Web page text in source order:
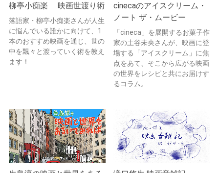
柳亭小痴楽 映画世渡り術
落語家・柳亭小痴楽さんが人生
に悩んでいる誰かに向けて、1
本のおすすめ映画を通じ、世の
中を飄々と渡っていく術を教え
ます！
cinecaのアイスクリーム・
ノート ザ・ムービー
「cineca」を展開するお菓子作
家の土谷未央さんが、映画に登
場する「アイスクリーム」に焦
点をあて、そこから広がる映画
の世界をレシピと共にお届けす
るコラム。